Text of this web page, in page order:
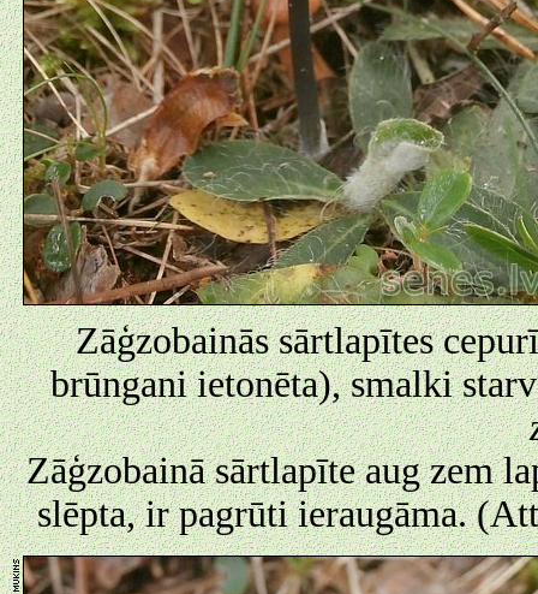
Zāģzobainās sārtlapītes
brūngani ietonēta), smalki
Zāģzobainā sārtlapīte aug zem
slēpta, ir pagrūti ieraugāma.